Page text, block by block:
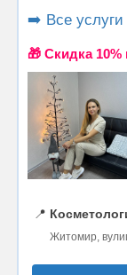
➡️ Все
🎁 Cкидка
📍
Житомир,